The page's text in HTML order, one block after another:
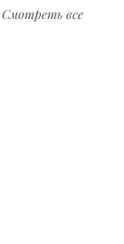
Смотреть все